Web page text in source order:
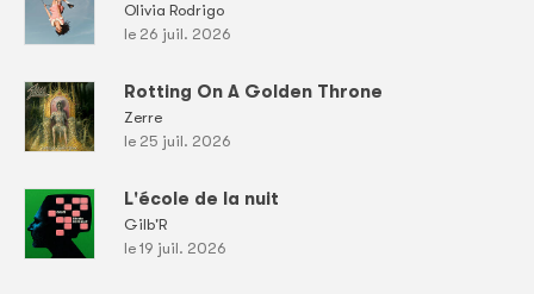
Olivia Rodrigo
le 26 juil. 2026
Rotting On A Golden Throne
Zerre
le 25 juil. 2026
L'école de la nuit
Gilb'R
le 19 juil. 2026